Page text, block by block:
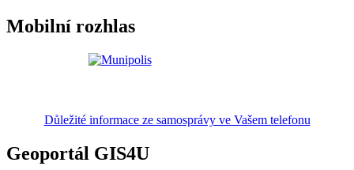
Mobilní rozhlas
Důležité informace ze samosprávy ve Vašem telefonu
Geoportál GIS4U